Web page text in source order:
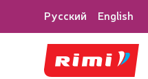
Русский English